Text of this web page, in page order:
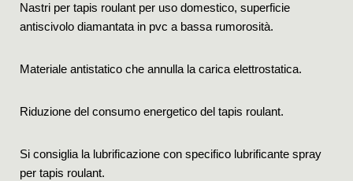
Nastri per tapis roulant per uso domestico, superficie
antiscivolo diamantata in pvc a bassa rumorosità.
Materiale antistatico che annulla la carica elettrostatica.
Riduzione del consumo energetico del tapis roulant.
Si consiglia la lubrificazione con specifico lubrificante spray
per tapis roulant.